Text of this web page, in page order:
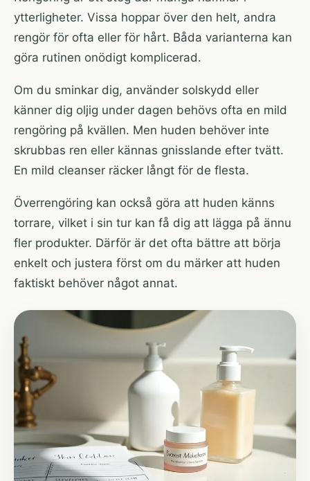
ytterligheter. Vissa hoppar över den helt, andra
rengör för ofta eller för hårt. Båda varianterna kan
göra rutinen onödigt komplicerad.
Om du sminkar dig, använder solskydd eller
känner dig oljig under dagen behövs ofta en mild
rengöring på kvällen. Men huden behöver inte
skrubbas ren eller kännas gnisslande efter tvätt.
En mild cleanser räcker långt för de flesta.
Överrengöring kan också göra att huden känns
torrare, vilket i sin tur kan få dig att lägga på ännu
fler produkter. Därför är det ofta bättre att börja
enkelt och justera först om du märker att huden
faktiskt behöver något annat.